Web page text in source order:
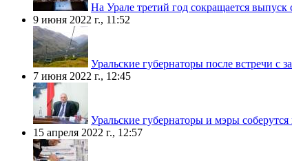
На Урале третий год сокращается выпуск
9 июня 2022 г., 11:52
Уральские губернаторы после встречи
7 июня 2022 г., 12:45
Уральские губернаторы и мэры
15 апреля 2022 г., 12:57